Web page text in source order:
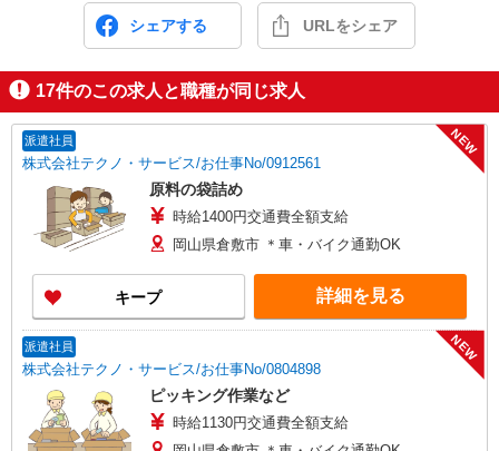
シェアする URLをシェア
17件のこの求人と職種が同じ求人
派遣社員
株式会社テクノ・サービス/お仕事No/0912561
NEW
原料の袋詰め
時給1400円交通費全額支給
岡山県倉敷市 ＊車・バイク通勤OK
キープ 詳細を見る
派遣社員
株式会社テクノ・サービス/お仕事No/0804898
NEW
ピッキング作業など
時給1130円交通費全額支給